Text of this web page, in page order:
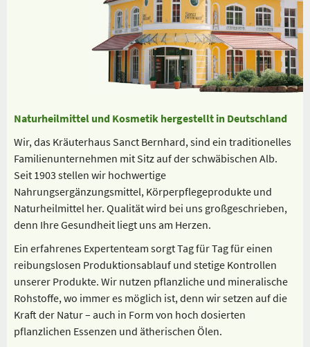
Naturheilmittel und Kosmetik hergestellt in Deutschland
Wir, das Kräuterhaus Sanct Bernhard, sind ein traditionelles
Familienunternehmen mit Sitz auf der schwäbischen Alb.
Seit 1903 stellen wir hochwertige
Nahrungsergänzungsmittel, Körperpflegeprodukte und
Naturheilmittel her. Qualität wird bei uns großgeschrieben,
denn Ihre Gesundheit liegt uns am Herzen.
Ein erfahrenes Expertenteam sorgt Tag für Tag für einen
reibungslosen Produktionsablauf und stetige Kontrollen
unserer Produkte. Wir nutzen pflanzliche und mineralische
Rohstoffe, wo immer es möglich ist, denn wir setzen auf die
Kraft der Natur – auch in Form von hoch dosierten
pflanzlichen Essenzen und ätherischen Ölen.